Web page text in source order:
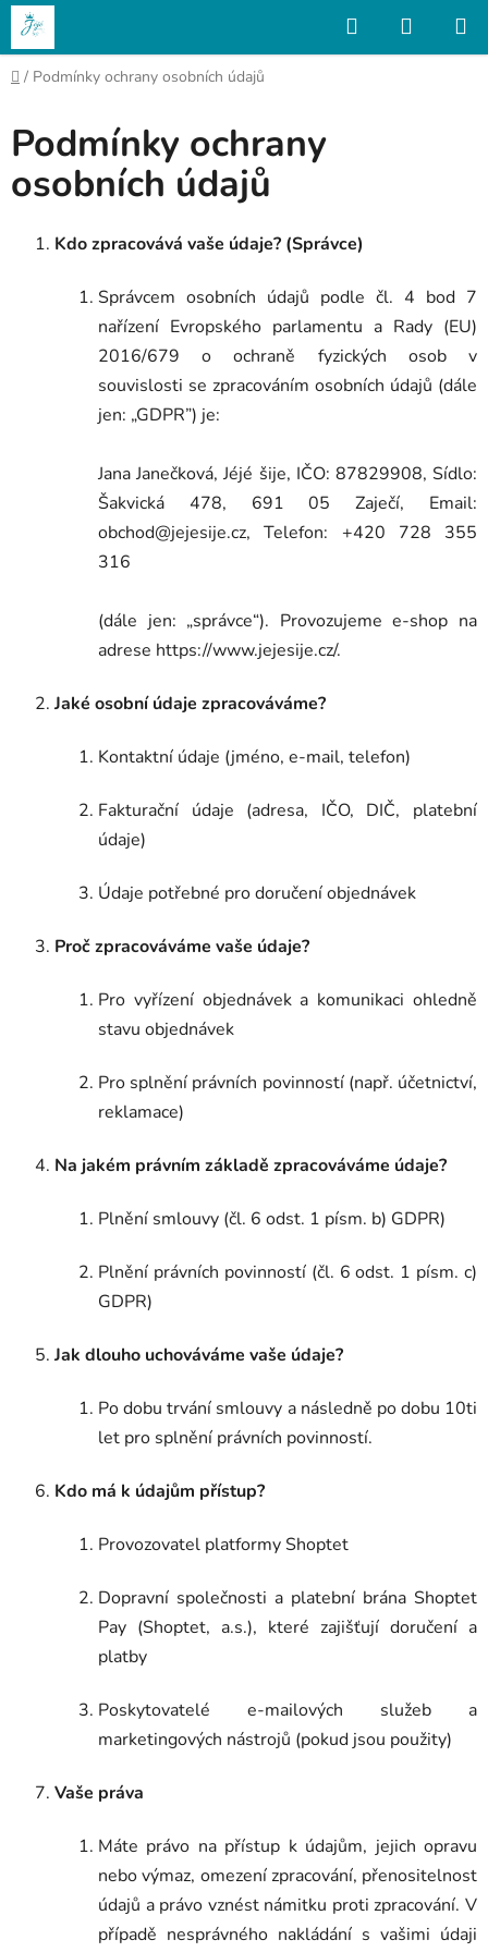
Přejít
obsah
Hledat
KOŠÍK
Domů
/ Podmínky ochrany osobních údajů
Podmínky ochrany
osobních údajů
Kdo zpracovává vaše údaje? (Správce)
Správcem osobních údajů podle čl. 4 bod 7
nařízení Evropského parlamentu a Rady (EU)
2016/679 o ochraně fyzických osob v
souvislosti se zpracováním osobních údajů (dále
jen: „GDPR”) je:
Jana Janečková, Jéjé šije, IČO: 87829908, Sídlo:
Šakvická 478, 691 05 Zaječí, Email:
obchod@jejesije.cz, Telefon: +420 728 355
316
(dále jen: „správce“). Provozujeme e-shop na
adrese https://www.jejesije.cz/.
Jaké osobní údaje zpracováváme?
Kontaktní údaje (jméno, e-mail, telefon)
Fakturační údaje (adresa, IČO, DIČ, platební
údaje)
Údaje potřebné pro doručení objednávek
Proč zpracováváme vaše údaje?
Pro vyřízení objednávek a komunikaci ohledně
stavu objednávek
Pro splnění právních povinností (např. účetnictví,
reklamace)
Na jakém právním základě zpracováváme údaje?
Plnění smlouvy (čl. 6 odst. 1 písm. b) GDPR)
Plnění právních povinností (čl. 6 odst. 1 písm. c)
GDPR)
Jak dlouho uchováváme vaše údaje?
Po dobu trvání smlouvy a následně po dobu 10ti
let pro splnění právních povinností.
Kdo má k údajům přístup?
Provozovatel platformy Shoptet
Dopravní společnosti a platební brána Shoptet
Pay (Shoptet, a.s.), které zajišťují doručení a
platby
Poskytovatelé e-mailových služeb a
marketingových nástrojů (pokud jsou použity)
Vaše práva
Máte právo na přístup k údajům, jejich opravu
nebo výmaz, omezení zpracování, přenositelnost
údajů a právo vznést námitku proti zpracování. V
případě nesprávného nakládání s vašimi údaji